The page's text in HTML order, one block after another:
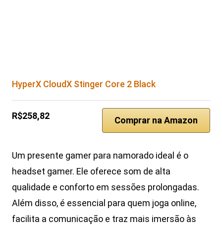
HyperX CloudX Stinger Core 2 Black
R$258,82 Comprar na Amazon
Um presente gamer para namorado ideal é o
headset gamer. Ele oferece som de alta
qualidade e conforto em sessões prolongadas.
Além disso, é essencial para quem joga online,
facilita a comunicação e traz mais imersão às